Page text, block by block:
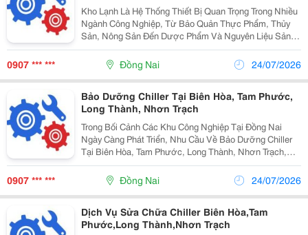
Kho Lạnh Là Hệ Thống Thiết Bị Quan Trọng Trong Nhiều
Ngành Công Nghiệp, Từ Bảo Quản Thực Phẩm, Thủy
Sản, Nông Sản Đến Dược Phẩm Và Nguyên Liệu Sản
Xuất. Tại Khu Vực Đồng Nai &Ndash; Nơi Tập Trung
Nhiều Khu Công Nghiệp Lớn Như Kcn Tam Phước, Kcn
Giang...
0907 *** *** Đồng Nai 24/07/2026
Bảo Dưỡng Chiller Tại Biên Hòa, Tam Phước,
Long Thành, Nhơn Trạch
Trong Bối Cảnh Các Khu Công Nghiệp Tại Đồng Nai
Ngày Càng Phát Triển, Nhu Cầu Về Bảo Dưỡng Chiller
Tại Biên Hòa, Tam Phước, Long Thành, Nhơn Trạch,
Đồng Nai Trở Thành Vấn Đề Cốt Lõi Để Đảm Bảo Vận
Hành Sản Xuất Liên Tục Và Hiệu Quả. Hệ Thống
Chiller...
0907 *** *** Đồng Nai 24/07/2026
Dịch Vụ Sửa Chữa Chiller Biên Hòa,Tam
Phước,Long Thành,Nhơn Trạch